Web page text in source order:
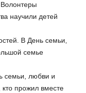
научили детей
В День семьи,
семье
семьи, любви и
кто прожил вместе